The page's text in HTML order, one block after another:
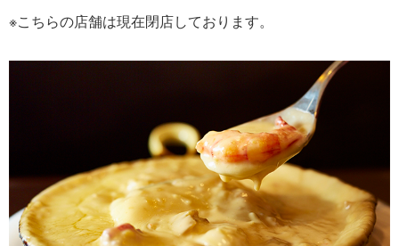
※こちらの店舗は現在閉店しております。